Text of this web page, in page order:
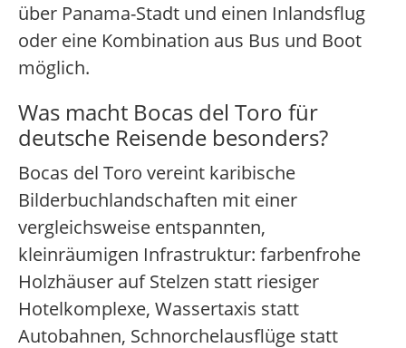
über Panama-Stadt und einen Inlandsflug
oder eine Kombination aus Bus und Boot
möglich.
Was macht Bocas del Toro für
deutsche Reisende besonders?
Bocas del Toro vereint karibische
Bilderbuchlandschaften mit einer
vergleichsweise entspannten,
kleinräumigen Infrastruktur: farbenfrohe
Holzhäuser auf Stelzen statt riesiger
Hotelkomplexe, Wassertaxis statt
Autobahnen, Schnorchelausflüge statt